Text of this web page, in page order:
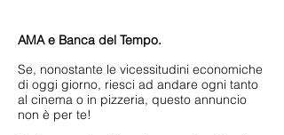
AMA e Banca del Tempo.
Se, nonostante le vicessitudini economiche
di oggi giorno, riesci ad andare ogni tanto
al cinema o in pizzeria, questo annuncio
non è per te!